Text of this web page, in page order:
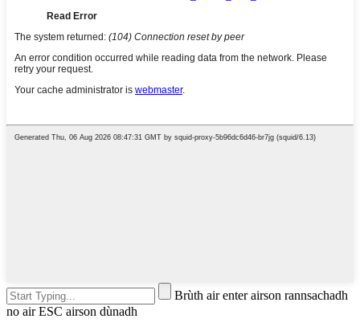
Brùth air enter airson rannsachadh
no air ESC airson dùnadh